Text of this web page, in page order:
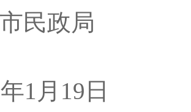
民政局
年1月19日